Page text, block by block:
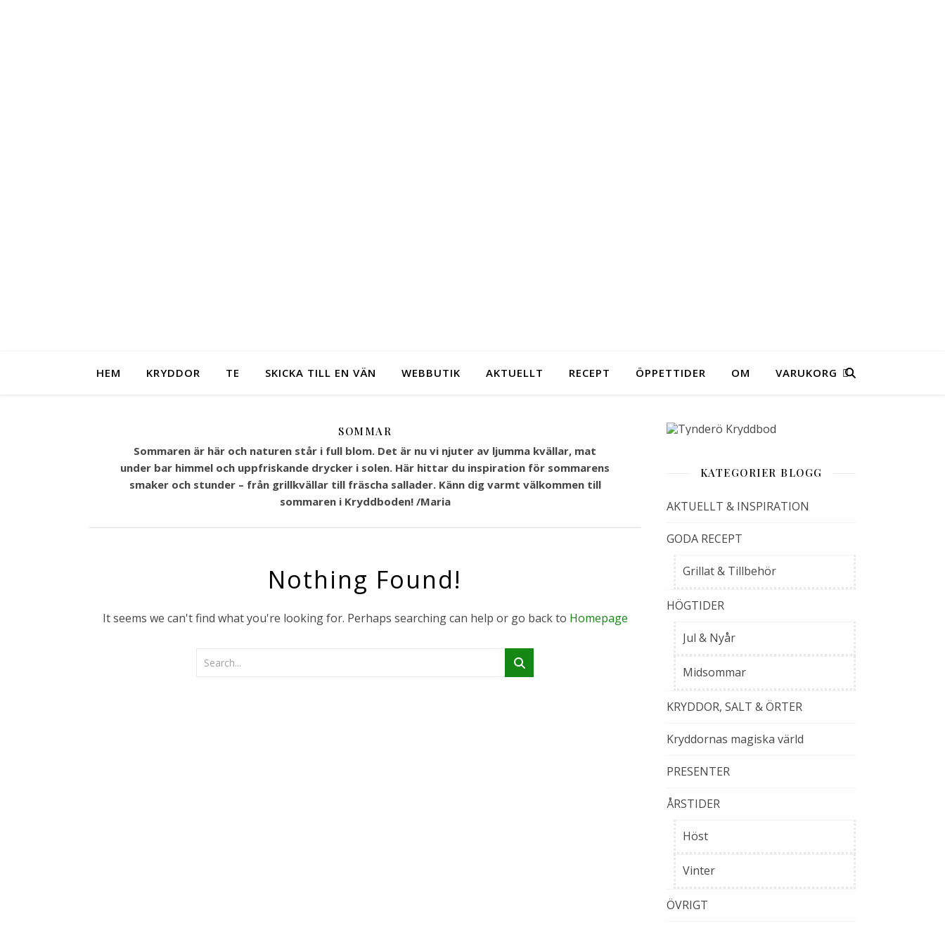
HEM KRYDDOR TE SKICKA TILL EN VÄN WEBBUTIK AKTUELLT RECEPT ÖPPETTIDER OM VARUKORG
SOMMAR
Sommaren är här och naturen står i full blom. Det är nu vi njuter av ljumma kvällar, mat
under bar himmel och uppfriskande drycker i solen. Här hittar du inspiration för sommarens
smaker och stunder – från grillkvällar till fräscha sallader. Känn dig varmt välkommen till
sommaren i Kryddboden! /Maria
Nothing Found!
It seems we can't find what you're looking for. Perhaps searching can help or go back to Homepage
KATEGORIER BLOGG
AKTUELLT & INSPIRATION
GODA RECEPT
Grillat & Tillbehör
HÖGTIDER
Jul & Nyår
Midsommar
KRYDDOR, SALT & ÖRTER
Kryddornas magiska värld
PRESENTER
ÅRSTIDER
Höst
Vinter
ÖVRIGT